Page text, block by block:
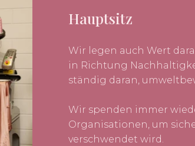
Hauptsitz
Wir legen auch Wert
in Richtung
ständig daran,
Wir spenden immer
Organisationen, um
verschwendet wird.